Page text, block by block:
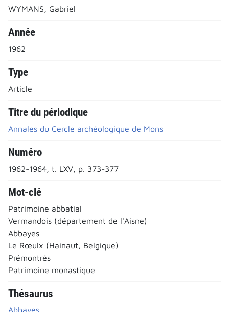
WYMANS, Gabriel
Année
1962
Type
Article
Titre du périodique
Annales du Cercle archéologique de Mons
Numéro
1962-1964, t. LXV, p. 373-377
Mot-clé
Patrimoine abbatial
Vermandois (département de l'Aisne)
Abbayes
Le Rœulx (Hainaut, Belgique)
Prémontrés
Patrimoine monastique
Thésaurus
Abbayes